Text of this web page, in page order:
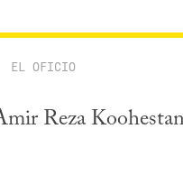
EL OFICIO
Reza